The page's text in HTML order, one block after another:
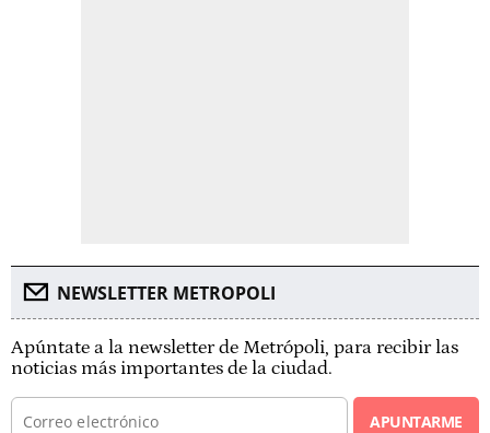
NEWSLETTER METROPOLI
Apúntate a la newsletter de Metrópoli, para recibir las
noticias más importantes de la ciudad.
APUNTARME